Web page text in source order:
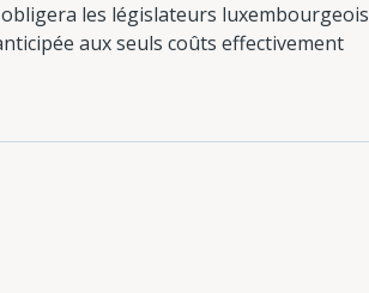
les législateurs luxembourgeois
aux seuls coûts effectivement